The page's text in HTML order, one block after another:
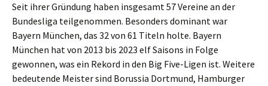
Seit ihrer Gründung haben insgesamt 57 Vereine an der
Bundesliga teilgenommen. Besonders dominant war
Bayern München, das 32 von 61 Titeln holte. Bayern
München hat von 2013 bis 2023 elf Saisons in Folge
gewonnen, was ein Rekord in den Big Five-Ligen ist. Weitere
bedeutende Meister sind Borussia Dortmund, Hamburger